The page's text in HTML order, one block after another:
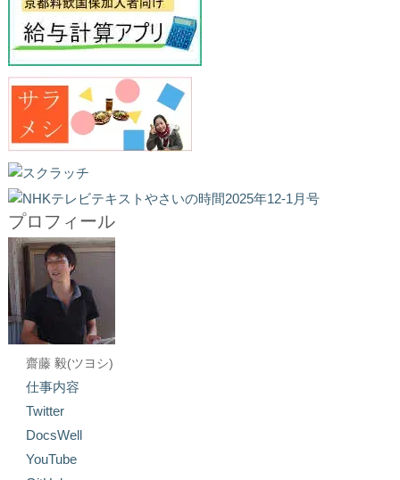
プロフィール
齋藤 毅(ツヨシ)
仕事内容
Twitter
DocsWell
YouTube